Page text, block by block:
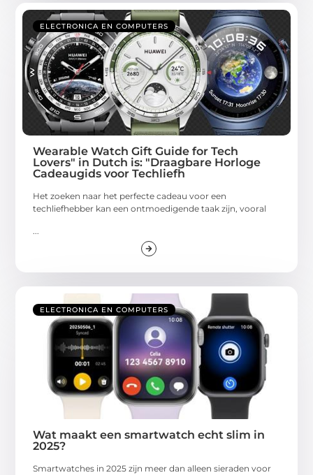
ELECTRONICA EN COMPUTERS
Wearable Watch Gift Guide for Tech
Lovers" in Dutch is: "Draagbare Horloge
Cadeaugids voor Techliefh
Het zoeken naar het perfecte cadeau voor een
techliefhebber kan een ontmoedigende taak zijn, vooral
...
ELECTRONICA EN COMPUTERS
Wat maakt een smartwatch echt slim in
2025?
Smartwatches in 2025 zijn meer dan alleen sieraden voor